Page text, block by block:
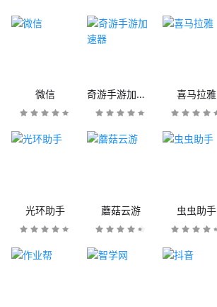
微信 奇游手游加速器 喜马拉雅
光环助手 蘑菇云游 虫虫助手